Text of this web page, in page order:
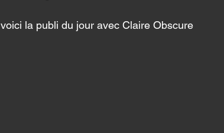
voici la publi du jour avec Claire Obscure